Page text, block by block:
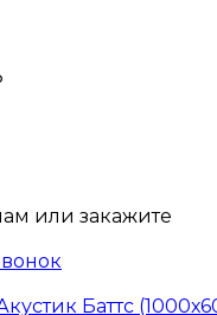
или закажите